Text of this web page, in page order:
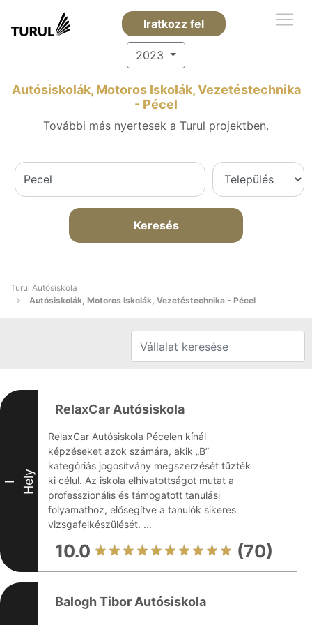
Iratkozz fel
2023
Autósiskolák, Motoros Iskolák, Vezetéstechnika
- Pécel
További más nyertesek a Turul projektben.
Keresés
Turul Autósiskola
Autósiskolák, Motoros Iskolák, Vezetéstechnika - Pécel
I Hely
RelaxCar Autósiskola
RelaxCar Autósiskola Pécelen kínál
képzéseket azok számára, akik „B”
kategóriás jogosítvány megszerzését tűzték
ki célul. Az iskola elhivatottságot mutat a
professzionális és támogatott tanulási
folyamathoz, elősegítve a tanulók sikeres
vizsgafelkészülését. ...
10.0 (70)
Balogh Tibor Autósiskola